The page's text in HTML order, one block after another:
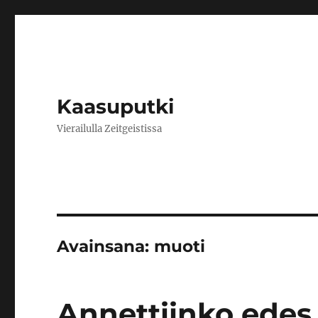
Kaasuputki
Vierailulla Zeitgeistissa
Avainsana: muoti